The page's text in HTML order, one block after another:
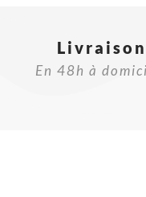
En 48h à